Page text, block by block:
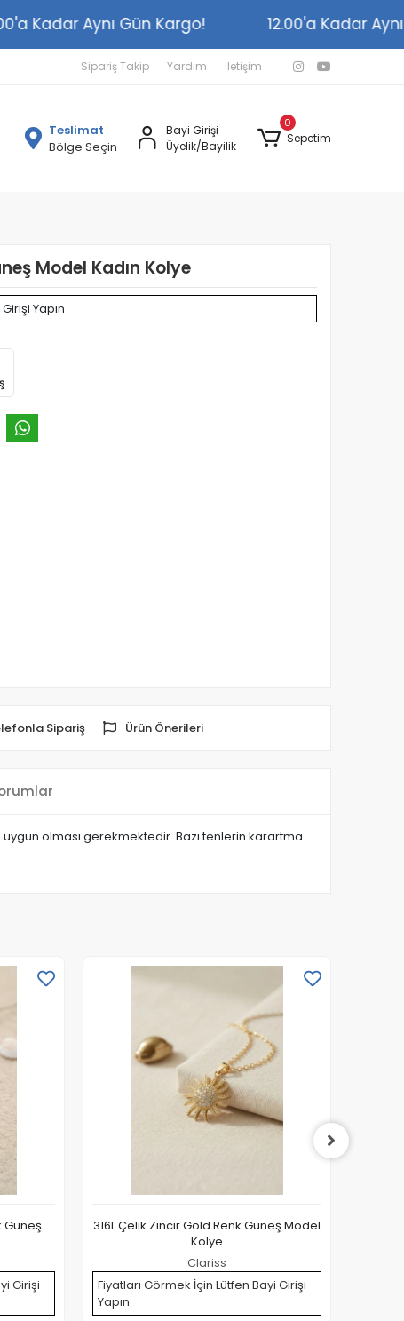
Kadar Aynı Gün Kargo! 12.00'a Kadar
Sipariş Takip Yardım İletişim
Teslimat
Bölge Seçin
Bayi Girişi
Üyelik/Bayilik
0
Sepetim
Model Kadın Kolye
Yapın
Sipariş Ürün Önerileri
olması gerekmektedir. Bazı tenlerin karartma
Güneş
Girişi
316L Çelik Zincir Gold Renk Güneş Model
Kolye
Clariss
Fiyatları Görmek İçin Lütfen Bayi Girişi
Yapın